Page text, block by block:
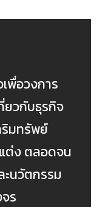
พื่อวงการ
ยวกับธุรกิจ
มทรัพย์
ต่ง ตลอดจน
ะนวัตกรรม
ร